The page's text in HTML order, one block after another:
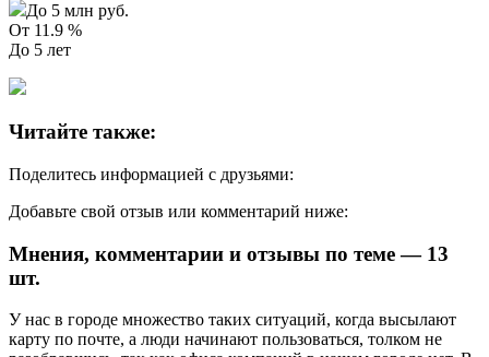
До 5 млн руб.
От 11.9 %
До 5 лет
Читайте также:
Поделитесь информацией с друзьями:
Добавьте свой отзыв или комментарий ниже:
Мнения, комментарии и отзывы по теме — 13
шт.
У нас в городе множество таких ситуаций, когда высылают
карту по почте, а люди начинают пользоваться, толком не